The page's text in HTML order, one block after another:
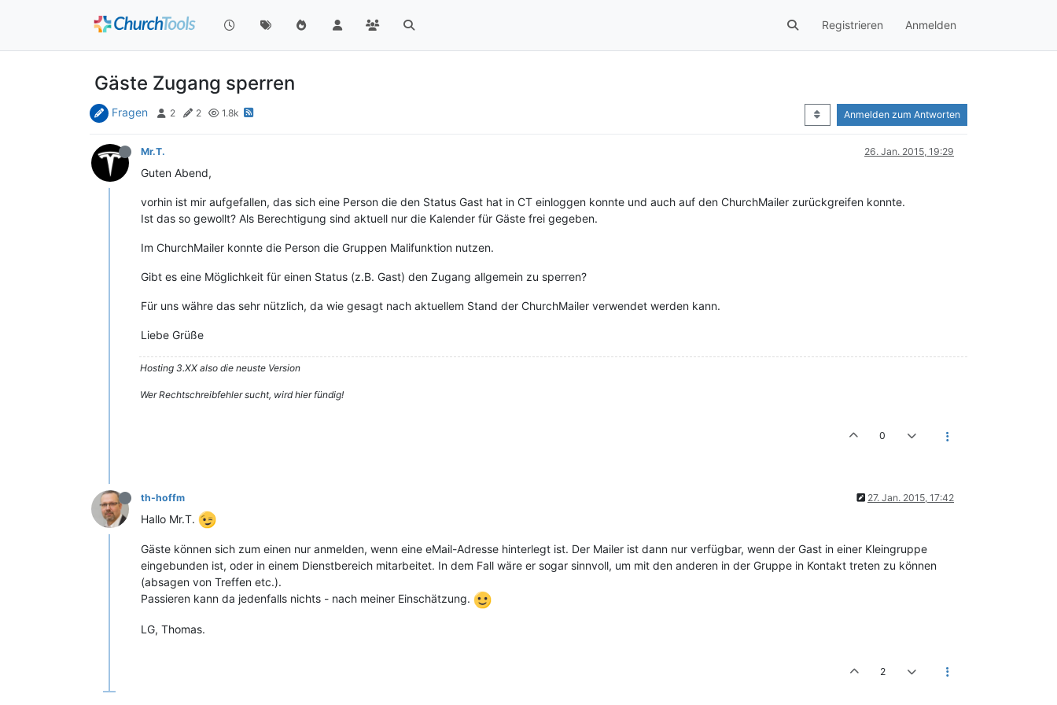
Registrieren Anmelden
Gäste Zugang sperren
Fragen 2 2 1.8k Anmelden zum Antworten
Mr.T. 26. Jan. 2015, 19:29
Guten Abend,
vorhin ist mir aufgefallen, das sich eine Person die den Status Gast hat in CT einloggen konnte und auch auf den ChurchMailer zurückgreifen konnte.
Ist das so gewollt? Als Berechtigung sind aktuell nur die Kalender für Gäste frei gegeben.
Im ChurchMailer konnte die Person die Gruppen Malifunktion nutzen.
Gibt es eine Möglichkeit für einen Status (z.B. Gast) den Zugang allgemein zu sperren?
Für uns währe das sehr nützlich, da wie gesagt nach aktuellem Stand der ChurchMailer verwendet werden kann.
Liebe Grüße
Hosting 3.XX also die neuste Version
Wer Rechtschreibfehler sucht, wird hier fündig!
0
th-hoffm 27. Jan. 2015, 17:42
Hallo Mr.T.
Gäste können sich zum einen nur anmelden, wenn eine eMail-Adresse hinterlegt ist. Der Mailer ist dann nur verfügbar, wenn der Gast in einer Kleingruppe
eingebunden ist, oder in einem Dienstbereich mitarbeitet. In dem Fall wäre er sogar sinnvoll, um mit den anderen in der Gruppe in Kontakt treten zu können
(absagen von Treffen etc.).
Passieren kann da jedenfalls nichts - nach meiner Einschätzung.
LG, Thomas.
2